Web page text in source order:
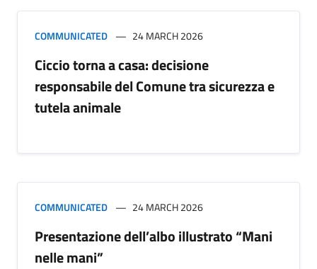
COMMUNICATED 24 MARCH 2026
Ciccio torna a casa: decisione
responsabile del Comune tra sicurezza e
tutela animale
COMMUNICATED 24 MARCH 2026
Presentazione dell’albo illustrato “Mani
nelle mani”